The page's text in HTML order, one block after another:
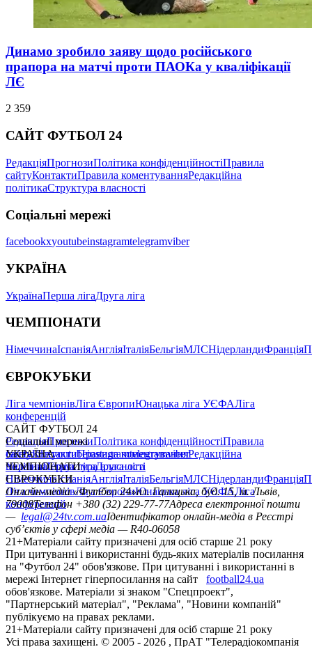
Динамо зробило заяву щодо російського
прапора на матчі проти ПАОКа у кваліфікації
ЛЄ
2 359
САЙТ ФУТБОЛ 24
РедакціяПрогнозиПолітика конфіденційностіПравила
сайтуКонтактиПравила коментуванняРедакційна
політикаСтруктура власності
Соціальні мережі
facebookxyoutubeinstagramtelegramviber
УКРАЇНА
УкраїнаПерша лігаДруга ліга
ЧЕМПІОНАТИ
НімеччинаІспаніяАнгліяІталіяБельгіяМЛСНідерландиФранція
ЄВРОКУБКИ
Ліга чемпіонівЛіга ЄвропиЮнацька ліга УЄФАЛіга
конференцій
САЙТ ФУТБОЛ 24
РедакціяПрогнозиПолітика конфіденційностіПравила
сайтуКонтактиПравила коментуванняРедакційна
політикаСтруктура власності
Соціальні мережі
facebookxyoutubeinstagramtelegramviber
УКРАЇНА
УкраїнаПерша лігаДруга ліга
ЧЕМПІОНАТИ
НімеччинаІспаніяАнгліяІталіяБельгіяМЛСНідерландиФранція
ЄВРОКУБКИ
Ліга чемпіонівЛіга ЄвропиЮнацька ліга УЄФАЛіга
конференцій
Онлайн-медіа «Футбол 24»пл. Галицька, буд. 15, м. Львів,
79008Телефон +380 (32) 229-77-77Адреса електронної пошти
— legal@24tv.com.uaІдентифікатор онлайн-медіа в Реєстрі
суб’єктів у сфері медіа — R40-06058
21+Матеріали сайту призначені для осіб старше 21 року
При цитуванні і використанні будь-яких матеріалів посилання
на "Футбол 24" обов'язкове. При цитуванні і використанні в
мережі Інтернет гіперпосилання на сайт
football24.ua
обов'язкове. Матеріали зі знаком "Спецпроект",
"Партнерський матеріал", "Реклама", "Новини компаній"
публікуємо на правах реклами.
21+Матеріали сайту призначені для осіб старше 21 року
Усi права захищенi. © 2005 - 2026 , ПрАТ "Телерадіокомпанія